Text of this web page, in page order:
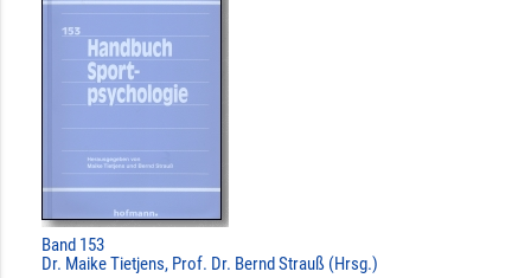
Band 153
Dr. Maike Tietjens, Prof. Dr. Bernd Strauß (Hrsg.)